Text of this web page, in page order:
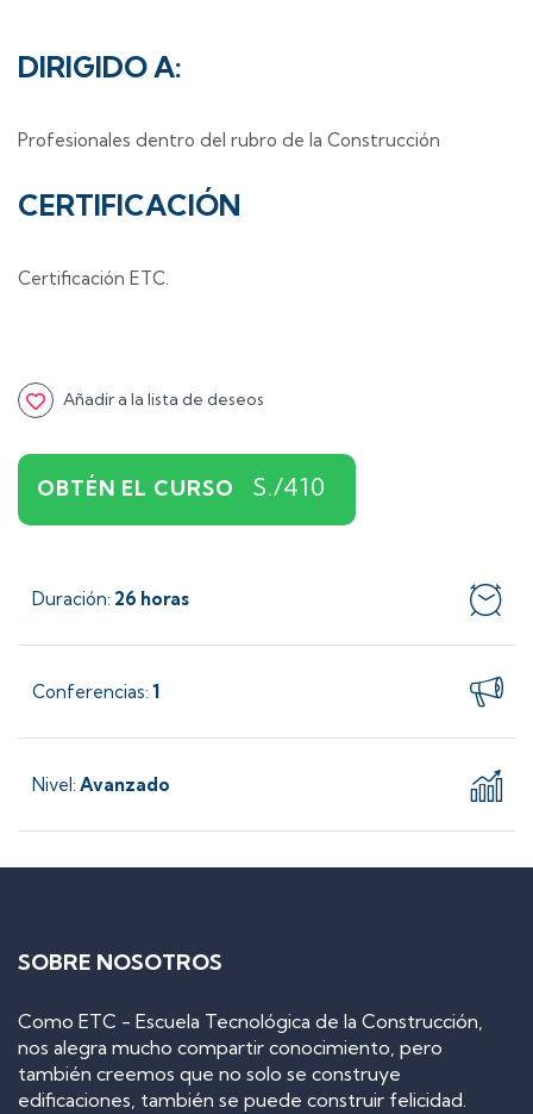
DIRIGIDO A:
Profesionales dentro del rubro de la Construcción
CERTIFICACIÓN
Certificación ETC.
Añadir a la lista de deseos
OBTÉN EL CURSO S./410
Duración: 26 horas
Conferencias:1
Nivel :Avanzado
SOBRE NOSOTROS
Como ETC - Escuela Tecnológica de la Construcción,
nos alegra mucho compartir conocimiento, pero
también creemos que no solo se construye
edificaciones, también se puede construir felicidad.